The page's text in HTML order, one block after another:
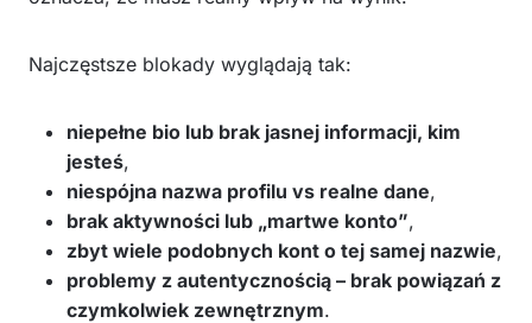
Najczęstsze blokady wyglądają tak:
niepełne bio lub brak jasnej informacji, kim
jesteś,
niespójna nazwa profilu vs realne dane,
brak aktywności lub „martwe konto”,
zbyt wiele podobnych kont o tej samej nazwie,
problemy z autentycznością – brak powiązań z
czymkolwiek zewnętrznym.